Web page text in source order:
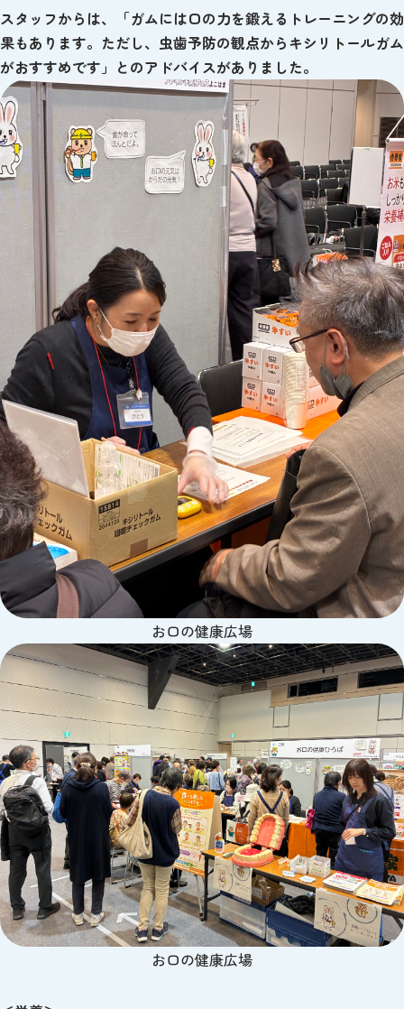
スタッフからは、「ガムには口の力を鍛えるトレーニングの効
果もあります。ただし、虫歯予防の観点からキシリトールガム
がおすすめです」とのアドバイスがありました。
お口の健康広場
お口の健康広場